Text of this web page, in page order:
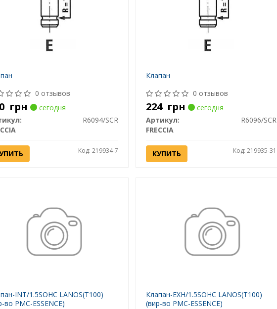
0 отзывов
грн
сегодня
R6094/SCR
Код: 219934-7
Клапан
0 отзывов
224 грн
сегодня
Артикул:
R6096/SCR
FRECCIA
КУПИТЬ Код: 219935-31
INT/1.5SOHC LANOS(T100)
во PMC-ESSENCE)
Клапан-EXH/1.5SOHC LANOS(T100)
(вир-во PMC-ESSENCE)